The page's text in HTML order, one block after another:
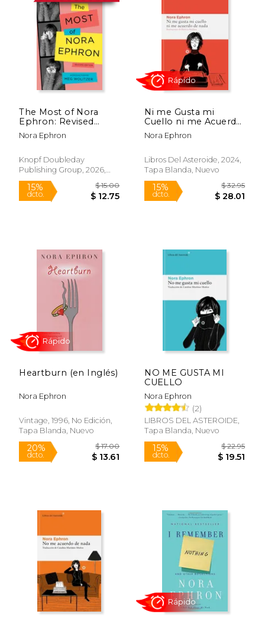
The Most of Nora
Ephron: Revised
Edition (en Inglés)
Nora Ephron
Knopf Doubleday
Publishing Group, 2026,
Tapa Blanda, Nuevo
dcto.
Ni me Gusta mi
Cuello ni me Acuerdo
de Nada
Nora Ephron
Libros Del Asteroide, 2024,
Tapa Blanda, Nuevo
dcto.
Heartburn (en Inglés)
Nora Ephron
Vintage, 1996, No Edición,
Tapa Blanda, Nuevo
dcto.
Rápido
NO ME GUSTA MI
CUELLO
Nora Ephron
(2)
LIBROS DEL ASTEROIDE,
Tapa Blanda, Nuevo
15%
dcto.